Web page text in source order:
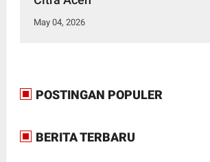
May 04, 2026
POSTINGAN POPULER
BERITA TERBARU